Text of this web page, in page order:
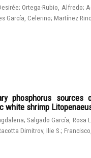
;Ortega-Rubio, Alfredo;
García, Celerino;Martínez
phosphorus sources
white shrimp
; Salgado García, Rosa
Dimitrov, Ilie S.;